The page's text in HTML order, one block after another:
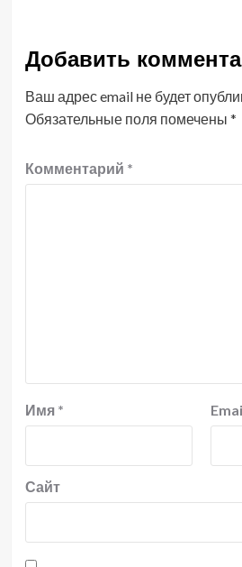
Добавить
Ваш адрес email не будет
Обязательные поля помечены *
Комментарий *
Имя *
Сайт